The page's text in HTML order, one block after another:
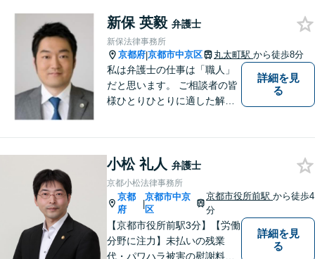
応可能。【法テラス利用可】
ご相談者様に寄り添って対
応。お悩みの方はお気軽にご
相談ください。
新保 英毅 弁護士
新保法律事務所
京都府|京都市中京区 丸太町駅 から徒歩8分
私は弁護士の仕事は「職人」
だと思います。 ご相談者の皆
様ひとりひとりに適した解決
詳細を見
る
小松 礼人 弁護士
京都小松法律事務所
京都
府
|
京都市中京
区
京都市役所前駅から徒歩4
分
【京都市役所前駅3分】【労働
分野に注力】未払いの残業
代・パワハラ被害の慰謝料請
詳細を見
る